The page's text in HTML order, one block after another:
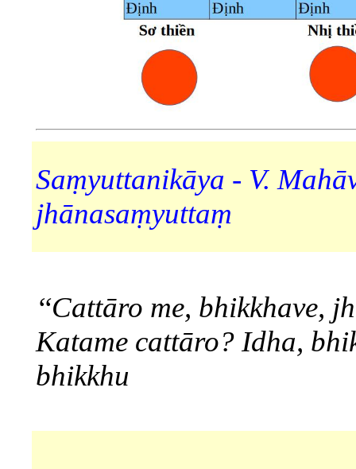
Saṃyuttanikāya - V.
jhānasaṃyuttaṃ
‘‘Cattāro me, bhikkhave,
Katame cattāro? Idha,
bhikkhu